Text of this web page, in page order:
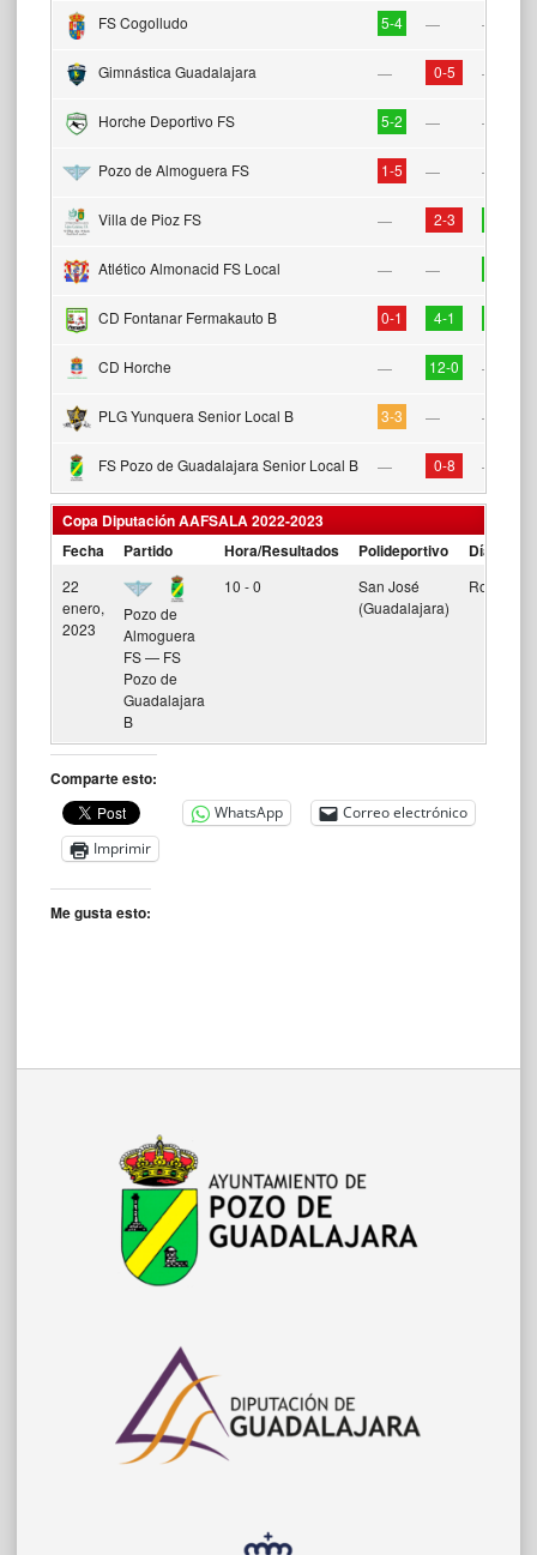
FS Cogolludo 5-4 — —
Gimnástica Guadalajara — 0-5 —
Horche Deportivo FS 5-2 — —
Pozo de Almoguera FS 1-5 — —
Villa de Pioz FS — 2-3
Atlético Almonacid FS Local — —
CD Fontanar Fermakauto B 0-1 4-1
CD Horche — 12-0 —
PLG Yunquera Senior Local B 3-3 — —
FS Pozo de Guadalajara Senior Local B — 0-8 —
Copa Diputación AAFSALA 2022-2023
Fecha
Partido Hora/Resultados Polideportivo Día de
22
enero,
2023
Pozo de
Almoguera
FS — FS
Pozo de
Guadalajara
B
10 - 0
San José
(Guadalajara)
Ronda
Comparte esto:
WhatsApp
Correo electrónico
Imprimir
Me gusta esto: